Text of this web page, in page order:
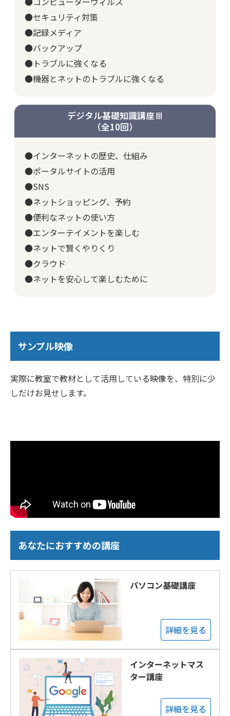
●セキュリティ対策
●記録メディア
●バックアップ
●トラブルに強くなる
●機器とネットのトラブルに強くなる
デジタル基礎知識講座Ⅲ
（全10回）
●インターネットの歴史、仕組み
●ポータルサイトの活用
●SNS
●ネットショッピング、予約
●便利なネットの使い方
●エンターテイメントを楽しむ
●ネットで賢くやりくり
●クラウド
●ネットを安心して楽しむために
サンプル映像
実際に教室で教材として活用している映像を、特別に少
しだけお見せします。
あなたにおすすめの講座
パソコン基礎講座
詳細を見る
インターネットマス
ター講座
詳細を見る